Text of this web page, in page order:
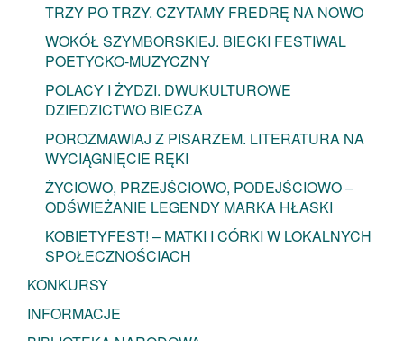
TRZY PO TRZY. CZYTAMY FREDRĘ NA NOWO
WOKÓŁ SZYMBORSKIEJ. BIECKI FESTIWAL
POETYCKO-MUZYCZNY
POLACY I ŻYDZI. DWUKULTUROWE
DZIEDZICTWO BIECZA
POROZMAWIAJ Z PISARZEM. LITERATURA NA
WYCIĄGNIĘCIE RĘKI
ŻYCIOWO, PRZEJŚCIOWO, PODEJŚCIOWO –
ODŚWIEŻANIE LEGENDY MARKA HŁASKI
KOBIETYFEST! – MATKI I CÓRKI W LOKALNYCH
SPOŁECZNOŚCIACH
KONKURSY
INFORMACJE